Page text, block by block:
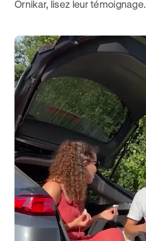
Ornikar, lisez leur témoignage.